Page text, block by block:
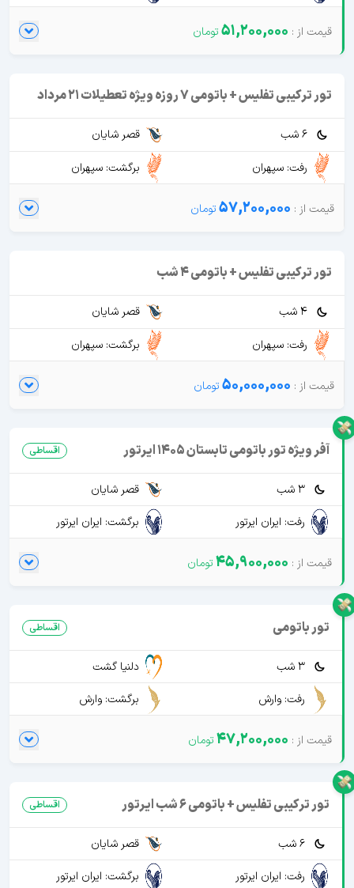
51,200,000
تور ترکیبی تفلیس + باتومی 7 روزه ویژه تعطیلات 21 مرداد
6 شب
قصر شایان
رفت: سپهران
برگشت: سپهران
57,200,000
تور ترکیبی تفلیس + باتومی 4 شب
4 شب
قصر شایان
رفت: سپهران
برگشت: سپهران
50,000,000
آفر ویژه تور باتومی تابستان 1405 ایرتور اقساطی
3 شب
قصر شایان
رفت: ایران ایرتور
برگشت: ایران ایرتور
45,900,000
تور باتومی اقساطی
3 شب
دلنیا گشت
رفت: وارش
برگشت: وارش
47,200,000
تور ترکیبی تفلیس + باتومی 6 شب ایرتور اقساطی
6 شب
قصر شایان
رفت: ایران ایرتور
برگشت: ایران ایرتور